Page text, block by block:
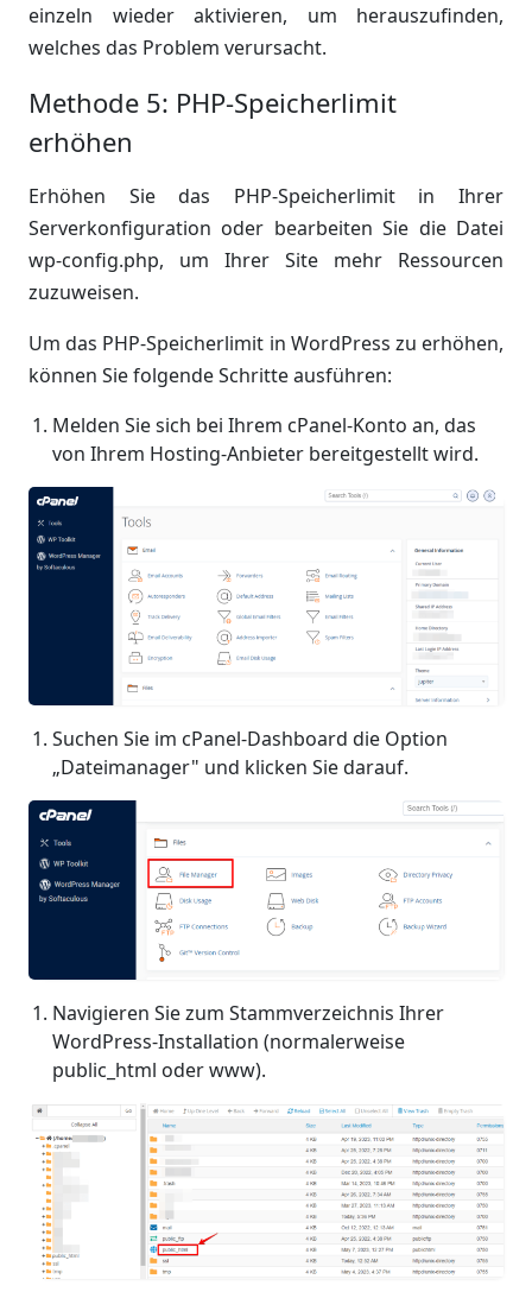
einzeln wieder aktivieren, um herauszufinden,
welches das Problem verursacht.
Methode 5: PHP-Speicherlimit
erhöhen
Erhöhen Sie das PHP-Speicherlimit in Ihrer
Serverkonfiguration oder bearbeiten Sie die Datei
wp-config.php, um Ihrer Site mehr Ressourcen
zuzuweisen.
Um das PHP-Speicherlimit in WordPress zu erhöhen,
können Sie folgende Schritte ausführen:
Melden Sie sich bei Ihrem cPanel-Konto an, das
von Ihrem Hosting-Anbieter bereitgestellt wird.
Suchen Sie im cPanel-Dashboard die Option
„Dateimanager" und klicken Sie darauf.
Navigieren Sie zum Stammverzeichnis Ihrer
WordPress-Installation (normalerweise
public_html oder www).